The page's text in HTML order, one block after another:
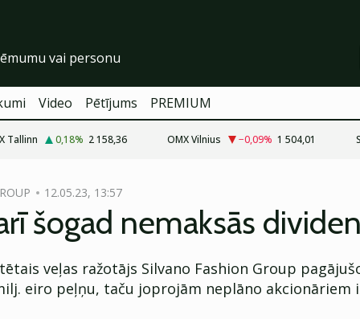
Video Pētījums PREMIUM
Tallinn 0,18% 2 158,36 OMX Vilnius −0,09% 1 504,01
12.05.23, 13:57
šogad nemaksās
veļas ražotājs Silvano Fashion Group
eiro peļņu, taču joprojām neplāno akcionāriem